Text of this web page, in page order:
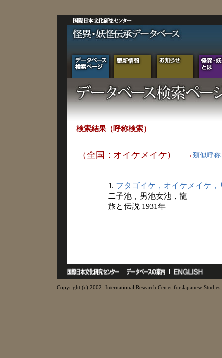
検索結果（呼称検索）
（全国：オイケメイケ） → 類似呼称
1. フタゴイケ，オイケメイケ，
二子池，男池女池，龍
旅と伝説 1931年
Copyright (c) 2002- International Research Center for Japanese